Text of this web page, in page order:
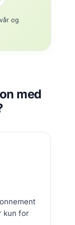
og
med
kun for